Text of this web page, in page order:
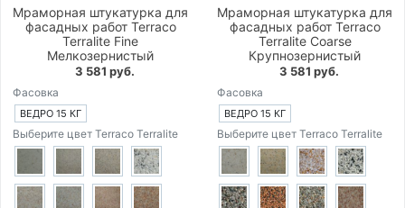
Мраморная штукатурка для
фасадных работ Terraco
Terralite Fine
Мелкозернистый
3 581 руб.
Фасовка
ВЕДРО 15 КГ
Выберите цвет Terraco Terralite
Мраморная штукатурка для
фасадных работ Terraco
Terralite Coarse
Крупнозернистый
3 581 руб.
Фасовка
ВЕДРО 15 КГ
Выберите цвет Terraco Terralite